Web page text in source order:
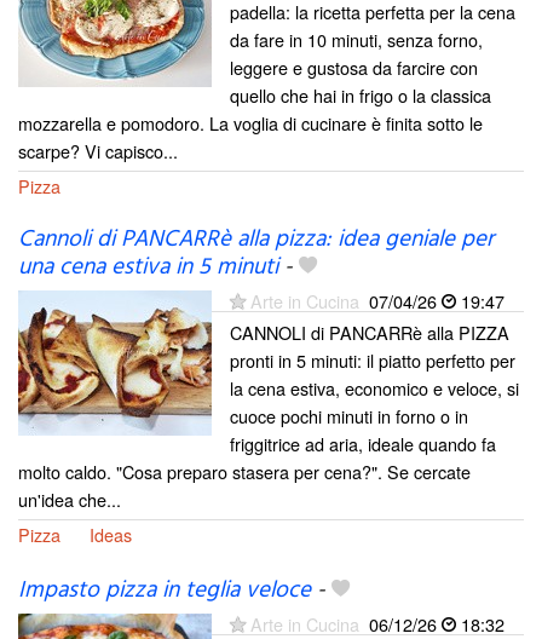
padella: la ricetta perfetta per la cena
da fare in 10 minuti, senza forno,
leggere e gustosa da farcire con
quello che hai in frigo o la classica
mozzarella e pomodoro. La voglia di cucinare è finita sotto le
scarpe? Vi capisco...
Pizza
Cannoli di PANCARRè alla pizza: idea geniale per
una cena estiva in 5 minuti-
Arte in Cucina 07/04/26
19:47
CANNOLI di PANCARRè alla PIZZA
pronti in 5 minuti: il piatto perfetto per
la cena estiva, economico e veloce, si
cuoce pochi minuti in forno o in
friggitrice ad aria, ideale quando fa
molto caldo. "Cosa preparo stasera per cena?". Se cercate
un'idea che...
Pizza
Ideas
Impasto pizza in teglia veloce-
Arte in Cucina 06/12/26
18:32